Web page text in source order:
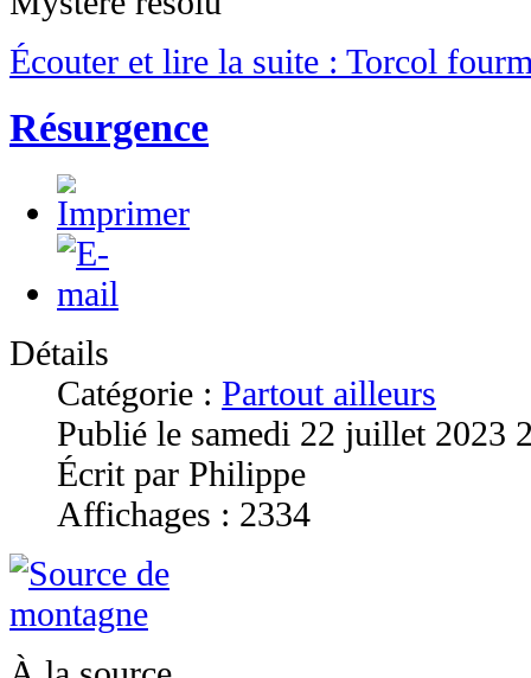
Écouter et lire la suite : Torcol
Résurgence
Détails
Catégorie : Partout ailleurs
Publié le samedi 22 juillet 2023
Écrit par Philippe
Affichages : 2334